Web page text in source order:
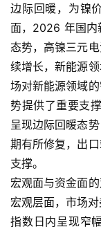
边际回暖，为镍
面，2026 年国内
态势，高镍三元
续增长，新能源
场对新能源领域
势提供了重要支
呈现边际回暖态
期有所修复，出
支撑。
宏观面与资金面
宏观层面，市场
指数日内呈现窄